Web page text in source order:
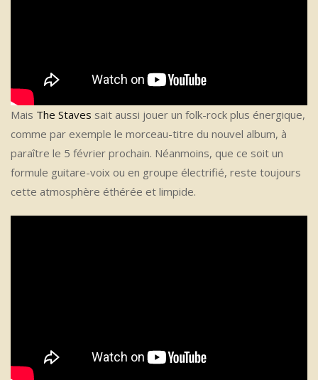
Mais The Staves sait aussi jouer un folk-rock plus énergique,
comme par exemple le morceau-titre du nouvel album, à
paraître le 5 février prochain. Néanmoins, que ce soit un
formule guitare-voix ou en groupe électrifié, reste toujours
cette atmosphère éthérée et limpide.